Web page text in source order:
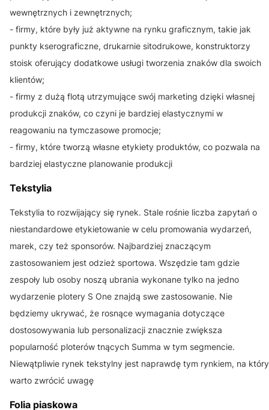
wewnętrznych i zewnętrznych;
- firmy, które były już aktywne na rynku graficznym, takie jak
punkty kserograficzne, drukarnie sitodrukowe, konstruktorzy
stoisk oferujący dodatkowe usługi tworzenia znaków dla swoich
klientów;
- firmy z dużą flotą utrzymujące swój marketing dzięki własnej
produkcji znaków, co czyni je bardziej elastycznymi w
reagowaniu na tymczasowe promocje;
- firmy, które tworzą własne etykiety produktów, co pozwala na
bardziej elastyczne planowanie produkcji
Tekstylia
Tekstylia to rozwijający się rynek. Stale rośnie liczba zapytań o
niestandardowe etykietowanie w celu promowania wydarzeń,
marek, czy też sponsorów. Najbardziej znaczącym
zastosowaniem jest odzież sportowa. Wszędzie tam gdzie
zespoły lub osoby noszą ubrania wykonane tylko na jedno
wydarzenie plotery S One znajdą swe zastosowanie. Nie
będziemy ukrywać, że rosnące wymagania dotyczące
dostosowywania lub personalizacji znacznie zwiększa
popularność ploterów tnących Summa w tym segmencie.
Niewątpliwie rynek tekstylny jest naprawdę tym rynkiem, na który
warto zwrócić uwagę
Folia piaskowa